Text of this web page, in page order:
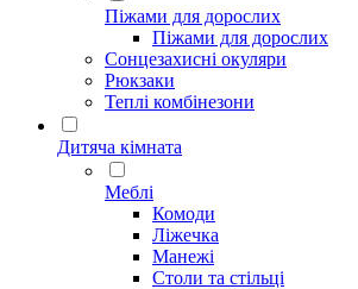
Піжами для дорослих
Піжами для дорослих
Сонцезахисні окуляри
Рюкзаки
Теплі комбінезони
Дитяча кімната
Меблі
Комоди
Ліжечка
Манежі
Столи та стільці